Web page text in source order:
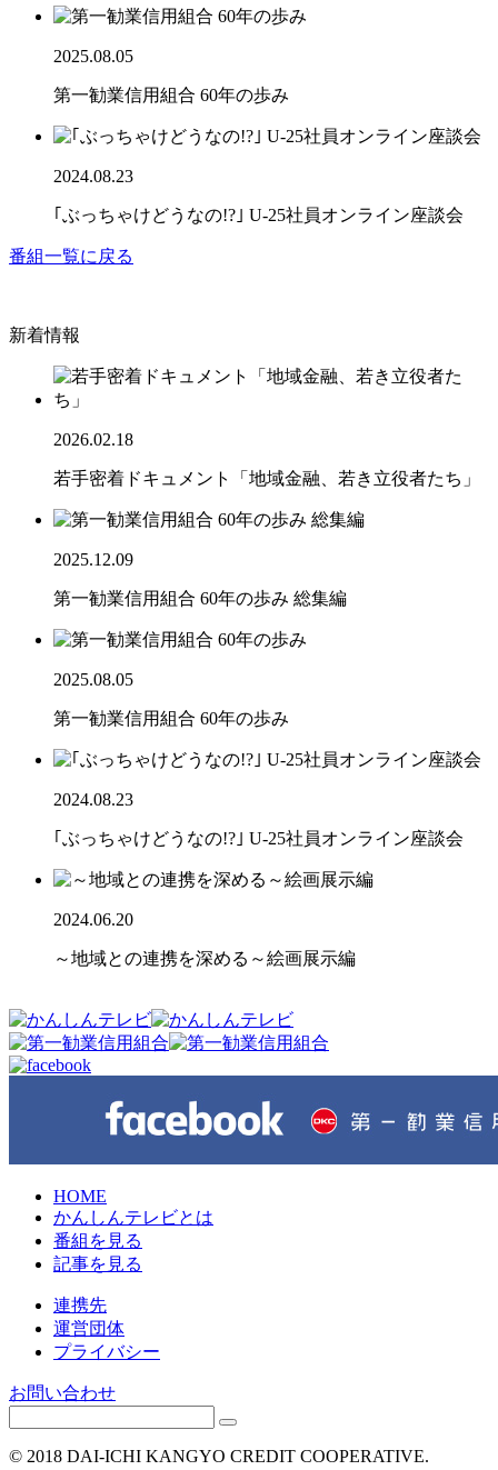
2025.08.05
第一勧業信用組合 60年の歩み
2024.08.23
｢ぶっちゃけどうなの!?｣ U-25社員オンライン座談会
番組一覧に戻る
新着情報
2026.02.18
若手密着ドキュメント「地域金融、若き立役者たち」
2025.12.09
第一勧業信用組合 60年の歩み 総集編
2025.08.05
第一勧業信用組合 60年の歩み
2024.08.23
｢ぶっちゃけどうなの!?｣ U-25社員オンライン座談会
2024.06.20
～地域との連携を深める～絵画展示編
HOME
かんしんテレビとは
番組を見る
記事を見る
連携先
運営団体
プライバシー
お問い合わせ
© 2018 DAI-ICHI KANGYO CREDIT COOPERATIVE.